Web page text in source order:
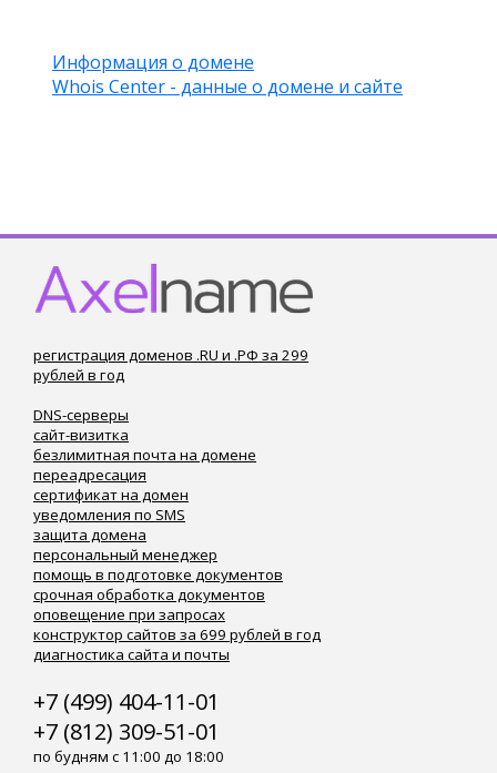
Информация о домене
Whois Center - данные о домене и сайте
регистрация доменов .RU и .РФ за 299
рублей в год
DNS-серверы
сайт-визитка
безлимитная почта на домене
переадресация
сертификат на домен
уведомления по SMS
защита домена
персональный менеджер
помощь в подготовке документов
срочная обработка документов
оповещение при запросах
конструктор сайтов за 699 рублей в год
диагностика сайта и почты
+7 (499) 404-11-01
+7 (812) 309-51-01
по будням с 11:00 до 18:00